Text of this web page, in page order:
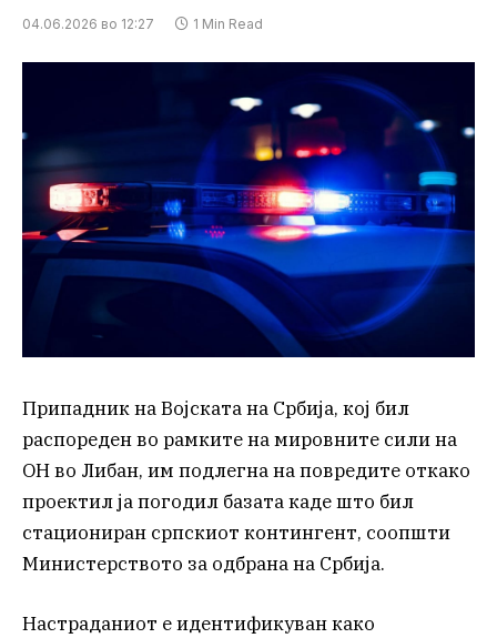
04.06.2026 во 12:27 1 Min Read
Припадник на Војската на Србија, кој бил
распореден во рамките на мировните сили на
ОН во Либан, им подлегна на повредите откако
проектил ја погодил базата каде што бил
стациониран српскиот контингент, соопшти
Министерството за одбрана на Србија.
Настраданиот е идентификуван како